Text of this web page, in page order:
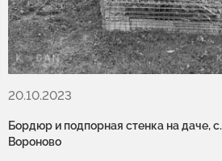
20.10.2023
Бордюр и подпорная стенка на даче, с.
Вороново